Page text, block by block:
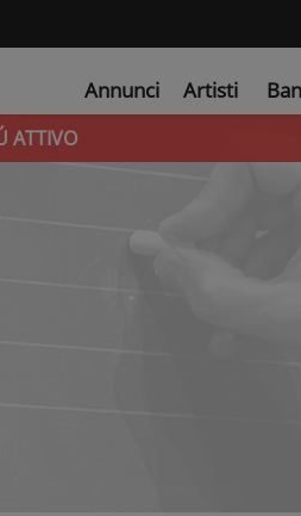
Annunci Artisti
ATTIVO